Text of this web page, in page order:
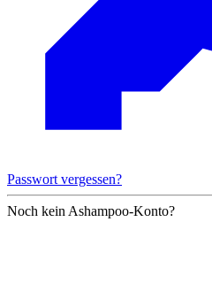
Passwort vergessen?
Noch kein Ashampoo-Konto?